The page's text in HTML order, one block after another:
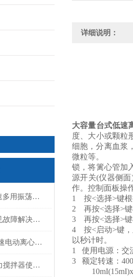
HY-2A往复式水平调速多用振荡器使用说明书
高速电动离心机的常见故障解决方法及运行时注意事项介绍
做好以下几点 能让高速电动离心机使用更平稳
HJ-6数显恒温六联磁力搅拌器使用说明书
详细说明：
大容量台式低速
度、大小或颗粒
细胞，分离血浆
微粒等。
锁，将篱心管加
源开关(仪器侧
作。控制面板操
1 按<选择>键
2 再按<选择>键
3 再按<选择>
4按<启动>键
以秒计时。
1 使用电源：交
3额定转速：4
10mI(15mI)x